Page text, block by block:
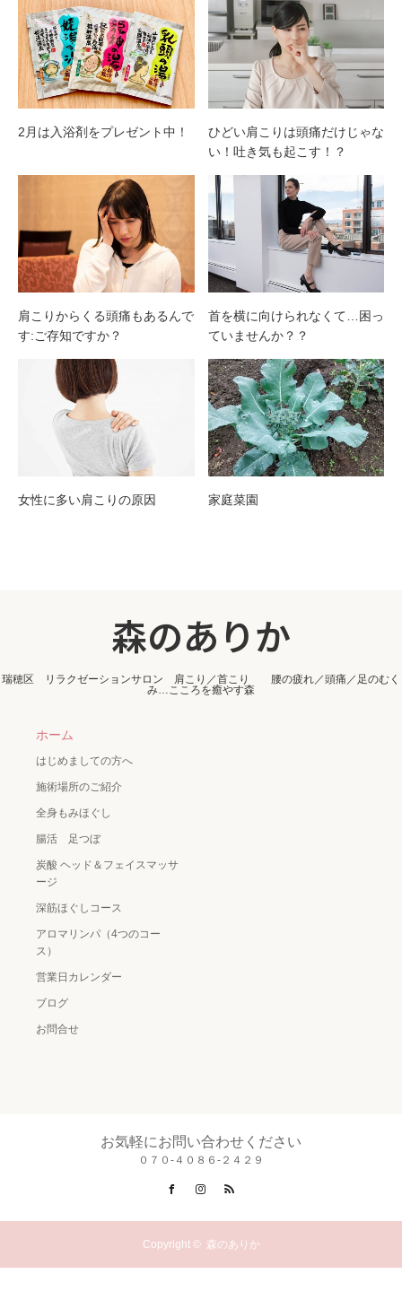
2月は入浴剤をプレゼント中！
ひどい肩こりは頭痛だけじゃな
い！吐き気も起こす！？
肩こりからくる頭痛もあるんで
す:ご存知ですか？
首を横に向けられなくて…困っ
ていませんか？？
女性に多い肩こりの原因 家庭菜園
森のありか
瑞穂区 リラクゼーションサロン 肩こり／首こり 腰の疲れ／頭痛／足のむく
み…こころを癒やす森
ホーム
はじめましての方へ
施術場所のご紹介
全身もみほぐし
腸活 足つぼ
炭酸 ヘッド＆フェイスマッサ
ージ
深筋ほぐしコース
アロマリンパ（4つのコー
ス）
営業日カレンダー
ブログ
お問合せ
お気軽にお問い合わせください
０７０-４０８６-２４２９
FacebookInstagram
Copyright © 森のありか